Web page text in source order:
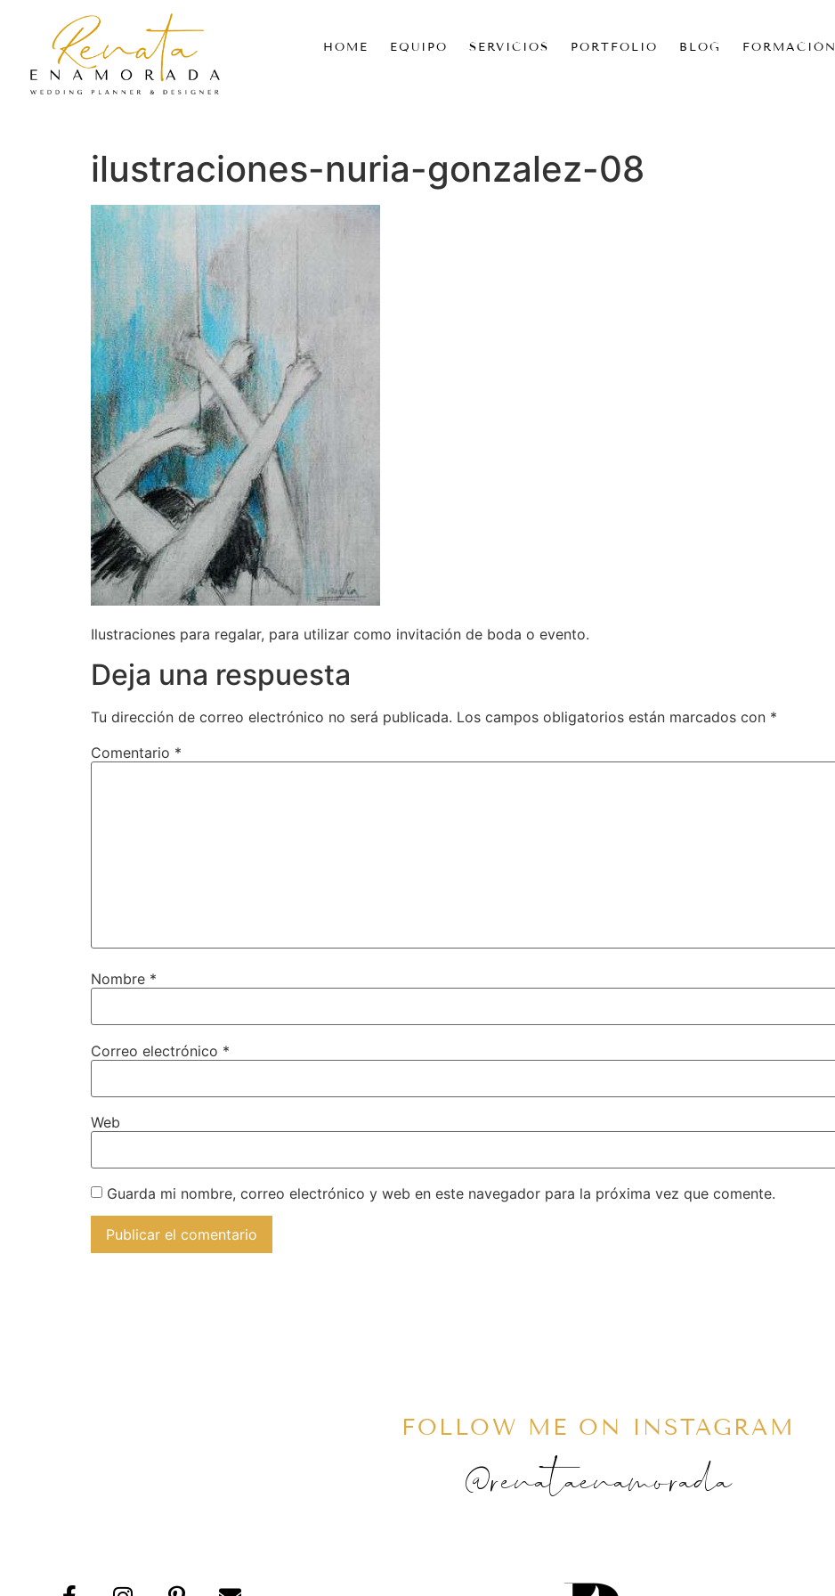
HOME EQUIPO SERVICIOS PORTFOLIO BLOG FORMACIÓN
ilustraciones-nuria-gonzalez-08
Ilustraciones para regalar, para utilizar como invitación de boda o evento.
Deja una respuesta
Tu dirección de correo electrónico no será publicada. Los campos obligatorios están marcados con *
Comentario *
Nombre *
Correo electrónico *
Web
Guarda mi nombre, correo electrónico y web en este navegador para la próxima vez que comente.
FOLLOW ME ON INSTAGRAM
@renataenamorada